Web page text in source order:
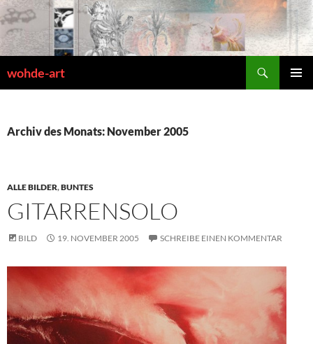
Zum
Inhalt
springen
wohde-art
Archiv des Monats: November 2005
ALLE BILDER,BUNTES
GITARRENSOLO
BILD 19. NOVEMBER 2005 SCHREIBE EINEN KOMMENTAR